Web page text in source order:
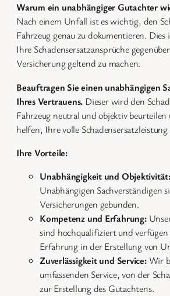
Warum ein unabhängiger Gutachter
Nach einem Unfall ist es wichtig, den
Fahrzeug genau zu dokumentieren.
Ihre Schadensersatzansprüche
Versicherung geltend zu machen.
Beauftragen Sie einen unabhängigen
Ihres Vertrauens. Dieser wird den
Fahrzeug neutral und objektiv
helfen, Ihre volle
Ihre Vorteile:
Unabhängigkeit und Objektivität:
Unabhängigen Sachverständigen
Versicherungen gebunden.
Kompetenz und Erfahrung:
sind hochqualifiziert und verfügen
Erfahrung in der Erstellung von
Zuverlässigkeit und Service:Wir
umfassenden Service, von der
zur Erstellung des Gutachtens.